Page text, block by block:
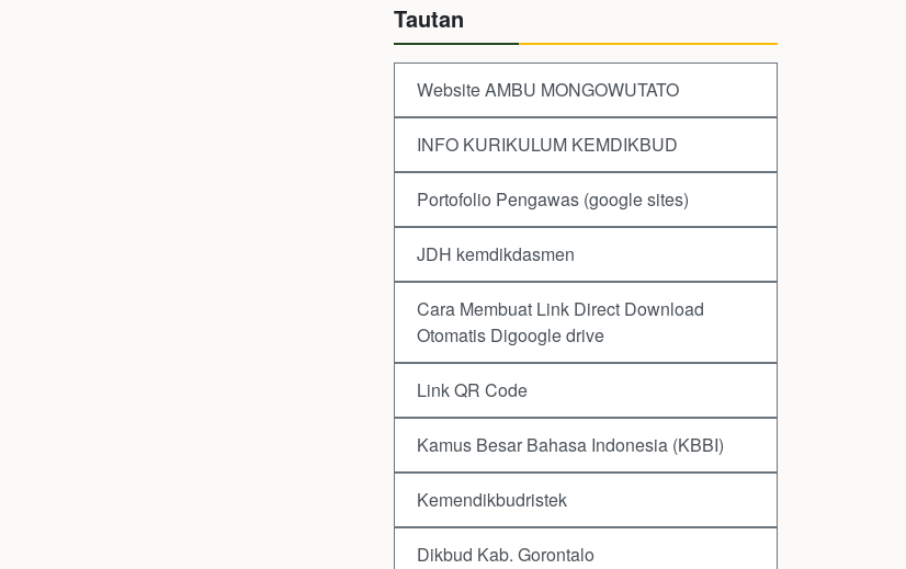
Tautan
Website AMBU MONGOWUTATO
INFO KURIKULUM KEMDIKBUD
Portofolio Pengawas (google sites)
JDH kemdikdasmen
Cara Membuat Link Direct Download
Otomatis Digoogle drive
Link QR Code
Kamus Besar Bahasa Indonesia (KBBI)
Kemendikbudristek
Dikbud Kab. Gorontalo